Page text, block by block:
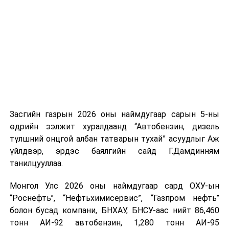
Засгийн газрын 2026 оны наймдугаар сарын 5-ны
өдрийн ээлжит хуралдаанд “Автобензин, дизель
түлшний онцгой албан татварын тухай” асуудлыг Аж
үйлдвэр, эрдэс баялгийн сайд Г.Дамдинням
танилцууллаа.
Монгол Улс 2026 оны наймдугаар сард ОХУ-ын
“Роснефть”, “Нефтьхимисервис”, “Газпром нефть”
болон бусад компани, БНХАУ, БНСУ-аас нийт 86,460
тонн АИ-92 автобензин, 1,280 тонн АИ-95